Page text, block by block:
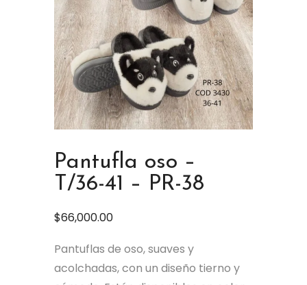
Pantufla oso –
T/36-41 – PR-38
$66,000.00
Pantuflas de oso, suaves y
acolchadas, con un diseño tierno y